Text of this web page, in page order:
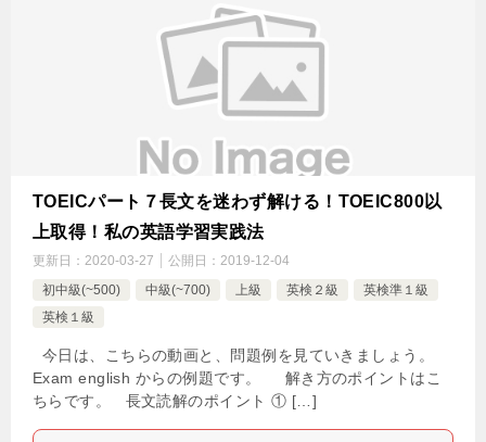
TOEICパート７長文を迷わず解ける！TOEIC800以
上取得！私の英語学習実践法
更新日： 2020-03-27 公開日： 2019-12-04
初中級(~500)
中級(~700) 上級 英検２級
英検準１級
英検１級
今日は、こちらの動画と、問題例を見ていきましょう。
Exam english からの例題です。 解き方のポイントはこ
ちらです。 長文読解のポイント ① […]